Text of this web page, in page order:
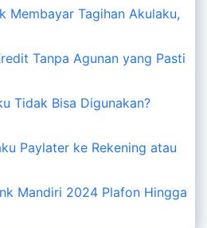
Membayar Tagihan Akulaku,
Tanpa Agunan yang Pasti
Tidak Bisa Digunakan?
Paylater ke Rekening atau
Mandiri 2024 Plafon Hingga